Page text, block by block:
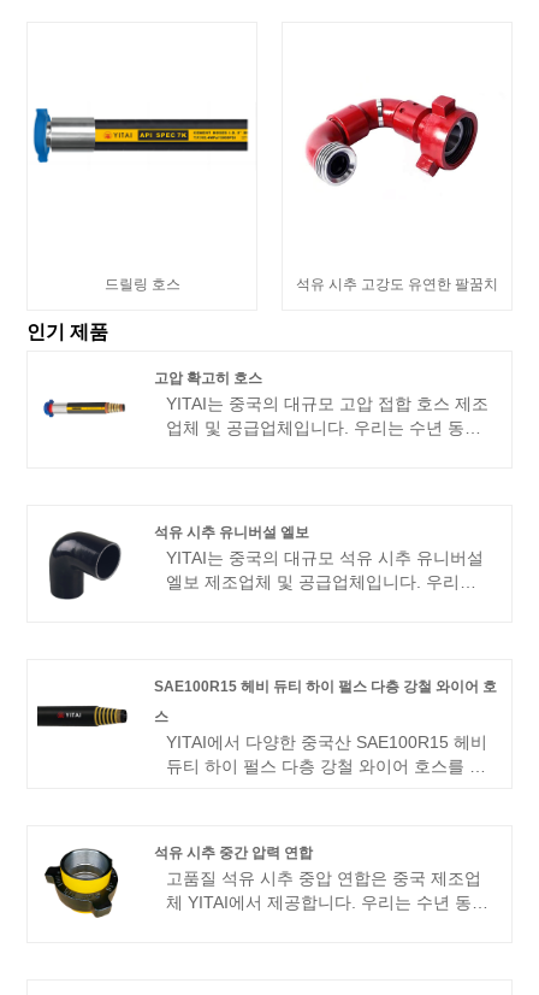
드릴링 호스 석유 시추 고강도 유연한 팔꿈치
인기 제품
고압 확고히 호스
YITAI는 중국의 대규모 고압 접합 호스 제조
업체 및 공급업체입니다. 우리는 수년 동안
는 중국에서 귀하의 장기적인 파트너가 되
기를 기대하고 있습니다.
석유 시추 유니버설 엘보
YITAI는 중국의 대규모 석유 시추 유니버설
엘보 제조업체 및 공급업체입니다. 우리는
합니다. 우리는 중국에서 귀하의 장기적인
SAE100R15 헤비 듀티 하이 펄스 다층 강철 와이어 호
스
YITAI에서 다양한 중국산 SAE100R15 헤비
듀티 하이 펄스 다층 강철 와이어 호스를 찾
국 시장을 포괄합니다. 우리는 중국에서 귀
하의 장기적인 파트너가 되기를 기대하고
있습니다.
석유 시추 중간 압력 연합
고품질 석유 시추 중압 연합은 중국 제조업
체 YITAI에서 제공합니다. 우리는 수년 동안